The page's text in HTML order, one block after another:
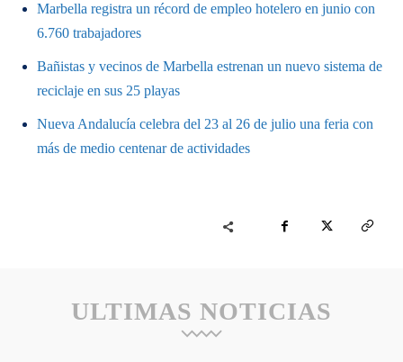
Marbella registra un récord de empleo hotelero en junio con
6.760 trabajadores
Bañistas y vecinos de Marbella estrenan un nuevo sistema de
reciclaje en sus 25 playas
Nueva Andalucía celebra del 23 al 26 de julio una feria con
más de medio centenar de actividades
ULTIMAS NOTICIAS